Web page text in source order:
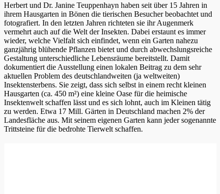
Herbert und Dr. Janine Teuppenhayn haben seit über 15 Jahren in
ihrem Hausgarten in Bönen die tierischen Besucher beobachtet und
fotografiert. In den letzten Jahren richteten sie ihr Augenmerk
vermehrt auch auf die Welt der Insekten. Dabei erstaunt es immer
wieder, welche Vielfalt sich einfindet, wenn ein Garten nahezu
ganzjährig blühende Pflanzen bietet und durch abwechslungsreiche
Gestaltung unterschiedliche Lebensräume bereitstellt. Damit
dokumentiert die Ausstellung einen lokalen Beitrag zu dem sehr
aktuellen Problem des deutschlandweiten (ja weltweiten)
Insektensterbens. Sie zeigt, dass sich selbst in einem recht kleinen
Hausgarten (ca. 450 m²) eine kleine Oase für die heimische
Insektenwelt schaffen lässt und es sich lohnt, auch im Kleinen tätig
zu werden. Etwa 17 Mill. Gärten in Deutschland machen 2% der
Landesfläche aus. Mit seinem eigenen Garten kann jeder sogenannte
Trittsteine für die bedrohte Tierwelt schaffen.